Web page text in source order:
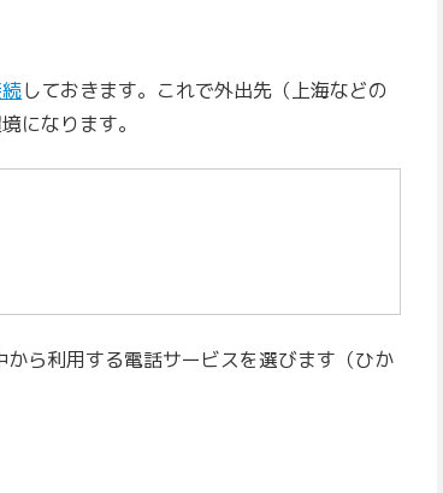
しておきます。これで外出先（上海などの
になります。
ら利用する電話サービスを選びます（ひか